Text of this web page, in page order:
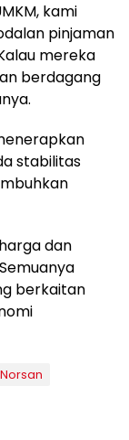
kami
pinjaman
mereka
berdagang
stabilitas
dan
berkaitan
Norsan